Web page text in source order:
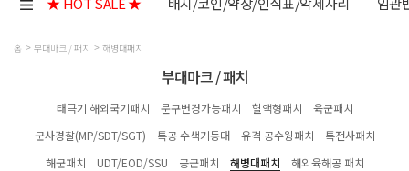
홈 부대마크 / 패치 해병대패치
부대마크 / 패치
태극기 해외국기패치 문구변경가능패치 혈액형패치
육군패치
군사경찰(MP/SDT/SGT)
특공 수색기동대 유격 공수윙패치
특전사패치
해군패치
UDT/EOD/SSU 공군패치 해병대패치
해외육해공 패치